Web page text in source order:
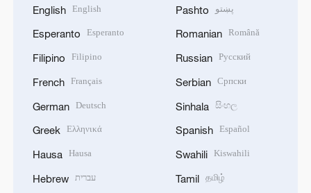
English English
Esperanto Esperanto
Filipino Filipino
French Français
German Deutsch
Greek Ελληνικά
Hausa Hausa
Hebrew עברית
Pashto پښتو
Romanian Română
Russian Русский
Serbian Српски
Sinhala සිංහල
Spanish Español
Swahili Kiswahili
Tamil தமிழ்